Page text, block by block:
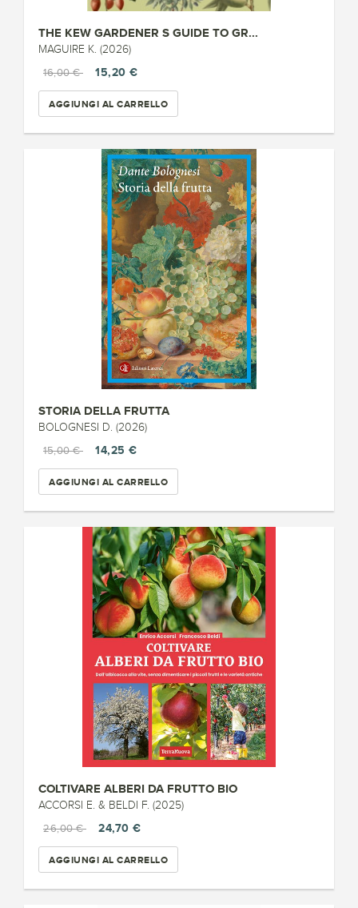
THE KEW GARDENER S GUIDE TO GR...
MAGUIRE K. (2026)
16,00 €
15,20 €
AGGIUNGI AL CARRELLO
STORIA DELLA FRUTTA
BOLOGNESI D. (2026)
15,00 €
14,25 €
AGGIUNGI AL CARRELLO
COLTIVARE ALBERI DA FRUTTO BIO
ACCORSI E. & BELDI F. (2025)
26,00 €
24,70 €
AGGIUNGI AL CARRELLO